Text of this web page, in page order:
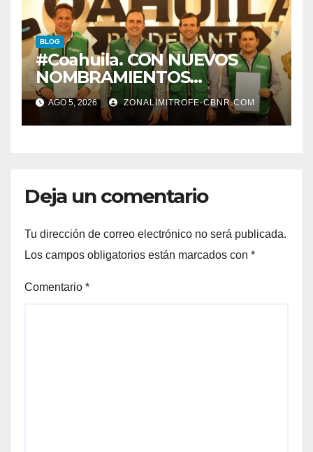
EDUCACION.
BLOG
#Coahuila. CON NUEVOS
NOMBRAMIENTOS
FORTALECE GOBERNADOR
GABINETE
AGO 5, 2026 ZONALIMITROFE-CBNR.COM
Deja un comentario
Tu dirección de correo electrónico no será publicada.
Los campos obligatorios están marcados con *
Comentario *